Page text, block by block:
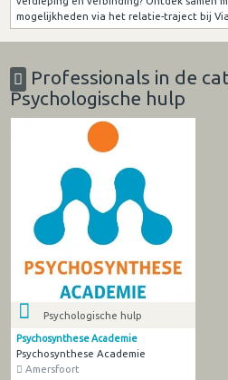
mogelijkheden via het relatie-traject bij
Professionals in de
Psychologische hulp
Psychologische hulp
Psychosynthese Academie
Psychosynthese Academie
Amersfoort